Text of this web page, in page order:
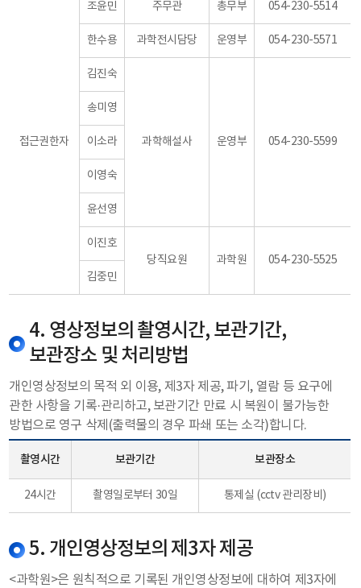
접근권한자
조윤민 주무관 총무부 054-230-5514
한수용 과학전시담당 운영부 054-230-5571
김진숙
과학해설사 운영부 054-230-5599
송미영
이소라
이영숙
윤선영
이진호
당직요원
과학원
054-230-5525
김중민
4. 영상정보의 촬영시간, 보관기간,
보관장소 및 처리방법
개인영상정보의 목적 외 이용, 제3자 제공, 파기, 열람 등 요구에
관한 사항을 기록·관리하고, 보관기간 만료 시 복원이 불가능한
방법으로 영구 삭제(출력물의 경우 파쇄 또는 소각)합니다.
촬영시간 보관기간 보관장소
24시간 촬영일로부터 30일 통제실 (cctv 관리장비)
5. 개인영상정보의 제3자 제공
<과학원>은 원칙적으로 기록된 개인영상정보에 대하여 제3자에